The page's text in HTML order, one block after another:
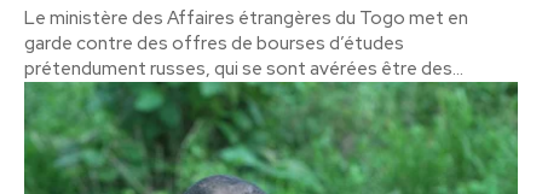
Le ministère des Affaires étrangères du Togo met en
garde contre des offres de bourses d’études
prétendument russes, qui se sont avérées être des...